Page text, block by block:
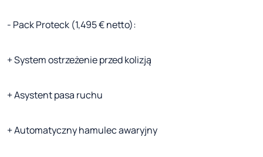
- Pack Proteck (1,495 € netto):
+ System ostrzeżenie przed kolizją
+ Asystent pasa ruchu
+ Automatyczny hamulec awaryjny